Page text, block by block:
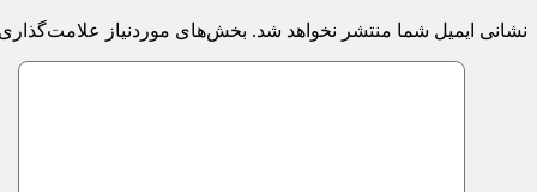
نشانی ایمیل شما منتشر نخواهد شد. بخش‌های موردنیاز